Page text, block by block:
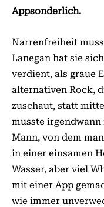
Appsonderlich.
Narrenfreiheit
Lanegan hat sie
verdient, als graue
alternativen Rock,
zuschaut, statt
musste
Mann, von dem
in einer einsamen
Wasser, aber viel
mit einer App
wie immer